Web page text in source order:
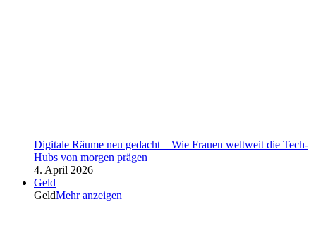
Digitale Räume neu gedacht – Wie Frauen weltweit die Tech-
Hubs von morgen prägen
4. April 2026
Geld
GeldMehr anzeigen